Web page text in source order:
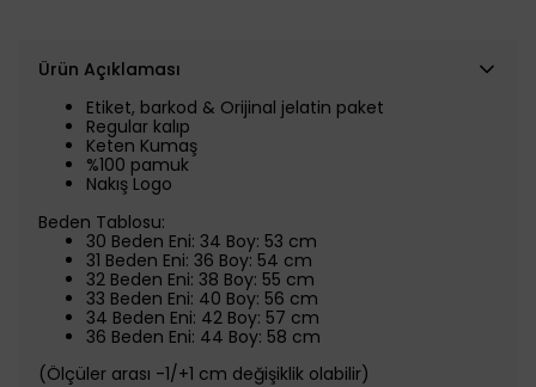
Ürün Açıklaması
Etiket, barkod & Orijinal jelatin paket
Regular kalıp
Keten Kumaş
%100 pamuk
Nakış Logo
Beden Tablosu:
30 Beden Eni: 34 Boy: 53 cm
31 Beden Eni: 36 Boy: 54 cm
32 Beden Eni: 38 Boy: 55 cm
33 Beden Eni: 40 Boy: 56 cm
34 Beden Eni: 42 Boy: 57 cm
36 Beden Eni: 44 Boy: 58 cm
(Ölçüler arası -1/+1 cm değişiklik olabilir)